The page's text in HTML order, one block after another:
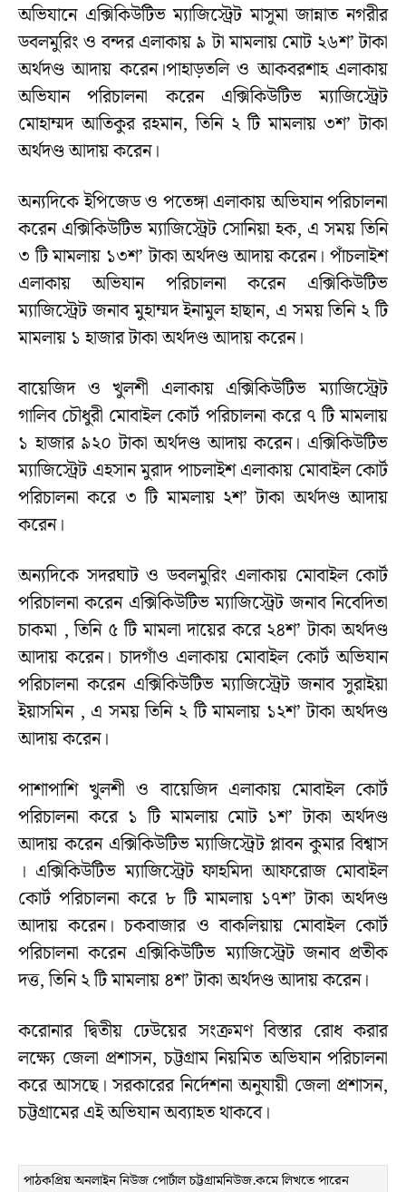
অভিযানে এক্সিকিউটিভ ম্যাজিস্ট্রেট মাসুমা জান্নাত নগরীর
ডবলমুরিং ও বন্দর এলাকায় ৯ টা মামলায় মোট ২৬শ’ টাকা
অর্থদণ্ড আদায় করেন।পাহাড়তলি ও আকবরশাহ এলাকায়
অভিযান পরিচালনা করেন এক্সিকিউটিভ ম্যাজিস্ট্রেট
মোহাম্মদ আতিকুর রহমান, তিনি ২ টি মামলায় ৩শ’ টাকা
অর্থদণ্ড আদায় করেন।
অন্যদিকে ইপিজেড ও পতেঙ্গা এলাকায় অভিযান পরিচালনা
করেন এক্সিকিউটিভ ম্যাজিস্ট্রেট সোনিয়া হক, এ সময় তিনি
৩ টি মামলায় ১৩শ’ টাকা অর্থদণ্ড আদায় করেন। পাঁচলাইশ
এলাকায় অভিযান পরিচালনা করেন এক্সিকিউটিভ
ম্যাজিস্ট্রেট জনাব মুহাম্মদ ইনামুল হাছান, এ সময় তিনি ২ টি
মামলায় ১ হাজার টাকা অর্থদণ্ড আদায় করেন।
বায়েজিদ ও খুলশী এলাকায় এক্সিকিউটিভ ম্যাজিস্ট্রেট
গালিব চৌধুরী মোবাইল কোর্ট পরিচালনা করে ৭ টি মামলায়
১ হাজার ৯২০ টাকা অর্থদণ্ড আদায় করেন। এক্সিকিউটিভ
ম্যাজিস্ট্রেট এহসান মুরাদ পাচলাইশ এলাকায় মোবাইল কোর্ট
পরিচালনা করে ৩ টি মামলায় ২শ’ টাকা অর্থদণ্ড আদায়
করেন।
অন্যদিকে সদরঘাট ও ডবলমুরিং এলাকায় মোবাইল কোর্ট
পরিচালনা করেন এক্সিকিউটিভ ম্যাজিস্ট্রেট জনাব নিবেদিতা
চাকমা , তিনি ৫ টি মামলা দায়ের করে ২৪শ’ টাকা অর্থদণ্ড
আদায় করেন। চাদগাঁও এলাকায় মোবাইল কোর্ট অভিযান
পরিচালনা করেন এক্সিকিউটিভ ম্যাজিস্ট্রেট জনাব সুরাইয়া
ইয়াসমিন , এ সময় তিনি ২ টি মামলায় ১২শ’ টাকা অর্থদণ্ড
আদায় করেন।
পাশাপাশি খুলশী ও বায়েজিদ এলাকায় মোবাইল কোর্ট
পরিচালনা করে ১ টি মামলায় মোট ১শ’ টাকা অর্থদণ্ড
আদায় করেন এক্সিকিউটিভ ম্যাজিস্ট্রেট প্লাবন কুমার বিশ্বাস
। এক্সিকিউটিভ ম্যাজিস্ট্রেট ফাহমিদা আফরোজ মোবাইল
কোর্ট পরিচালনা করে ৮ টি মামলায় ১৭শ’ টাকা অর্থদণ্ড
আদায় করেন। চকবাজার ও বাকলিয়ায় মোবাইল কোর্ট
পরিচালনা করেন এক্সিকিউটিভ ম্যাজিস্ট্রেট জনাব প্রতীক
দত্ত, তিনি ২ টি মামলায় ৪শ’ টাকা অর্থদণ্ড আদায় করেন।
করোনার দ্বিতীয় ঢেউয়ের সংক্রমণ বিস্তার রোধ করার
লক্ষ্যে জেলা প্রশাসন, চট্টগ্রাম নিয়মিত অভিযান পরিচালনা
করে আসছে। সরকারের নির্দেশনা অনুযায়ী জেলা প্রশাসন,
চট্টগ্রামের এই অভিযান অব্যাহত থাকবে।
পাঠকপ্রিয় অনলাইন নিউজ পোর্টাল চট্টগ্রামনিউজ.কমে লিখতে পারেন